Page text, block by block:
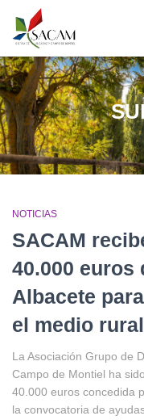
NOTICIAS
SACAM
40.000 euros
Albacete
el medio rural
La Asociación Grupo de
Campo de Montiel ha
40.000 euros concedida
la convocatoria de